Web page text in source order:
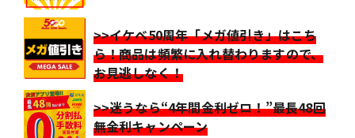
>>イケベ50周年「メガ値引き」はこち
ら！商品は頻繁に入れ替わりますので、
お見逃しなく！
>>迷うなら“4年間金利ゼロ！”最長48回
無金利キャンペーン